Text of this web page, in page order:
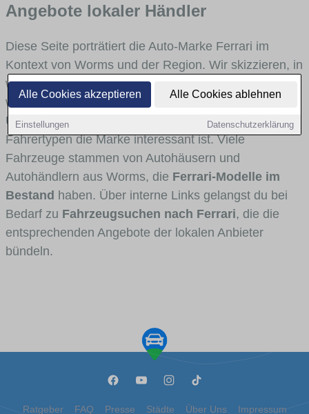
Alle Cookies akzeptieren Alle Cookies ablehnen
Einstellungen Datenschutzerklärung
Angebote lokaler Händler
Diese Seite porträtiert die Auto-Marke Ferrari im
Kontext von Worms und der Region. Wir skizzieren, in
welchen Fahrzeugklassen Ferrari stark vertreten ist,
welche Modellreihen häufig im Stadt- und
Umlandverkehr zu sehen sind und für welche
Fahrertypen die Marke interessant ist. Viele
Fahrzeuge stammen von Autohäusern und
Autohändlern aus Worms, die Ferrari-Modelle im
Bestand haben. Über interne Links gelangst du bei
Bedarf zu Fahrzeugsuchen nach Ferrari, die die
entsprechenden Angebote der lokalen Anbieter
bündeln.
Ratgeber FAQ Presse Städte Über Uns Impressum